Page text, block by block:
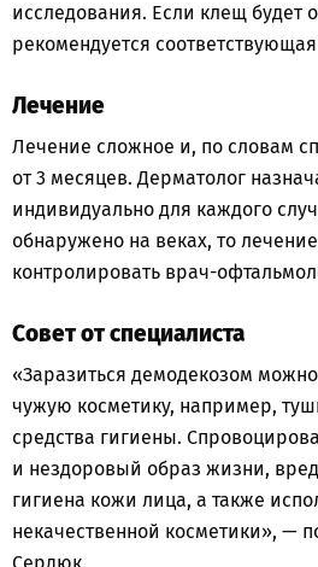
исследования. Если клещ будет
рекомендуется
Лечение
Лечение сложное и, по словам
от 3 месяцев. Дерматолог
индивидуально для каждого
обнаружено на веках, то
контролировать врач-
Совет от специалиста
«Заразиться демодекозом
чужую косметику, например,
средства гигиены.
и нездоровый образ жизни,
гигиена кожи лица, а также
некачественной косметики», —